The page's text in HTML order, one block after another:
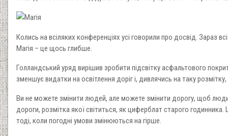
Колись на всіляких конференціях усі говорили про досвід.
Магія – це щось глибше.
Голландський уряд вирішив зробити підсвітку асфальтового
зменшує видатки на освітлення доріг і, дивлячись на таку
Ви не можете змінити людей, але можете змінити дорогу, щоб
дороги, розмітка якої світиться, як циферблат старого
тоді, коли погодні умови змінюються на гірше.